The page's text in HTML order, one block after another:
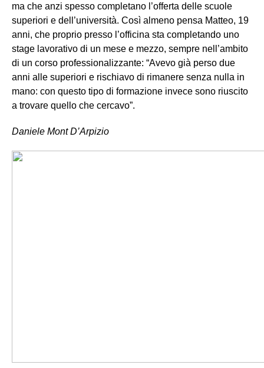
ma che anzi spesso completano l’offerta delle scuole
superiori e dell’università. Così almeno pensa Matteo, 19
anni, che proprio presso l’officina sta completando uno
stage lavorativo di un mese e mezzo, sempre nell’ambito
di un corso professionalizzante: “Avevo già perso due
anni alle superiori e rischiavo di rimanere senza nulla in
mano: con questo tipo di formazione invece sono riuscito
a trovare quello che cercavo”.
Daniele Mont D’Arpizio